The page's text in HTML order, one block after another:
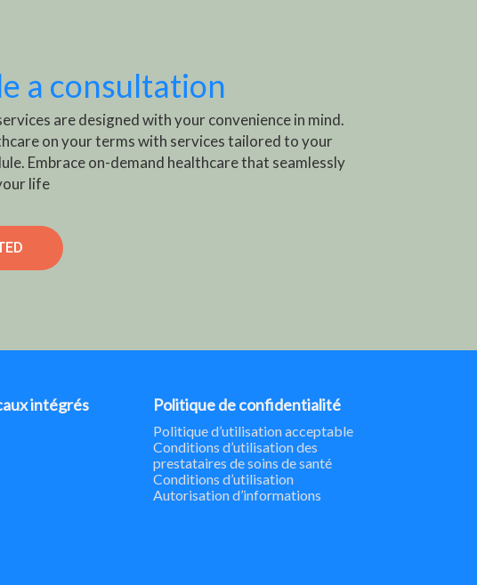
a consultation
are designed with your convenience in mind.
on your terms with services tailored to your
Embrace on-demand healthcare that seamlessly
life
intégrés
Politique de confidentialité
Politique d’utilisation acceptable
Conditions d’utilisation des
prestataires de soins de santé
Conditions d’utilisation
Autorisation d’informations